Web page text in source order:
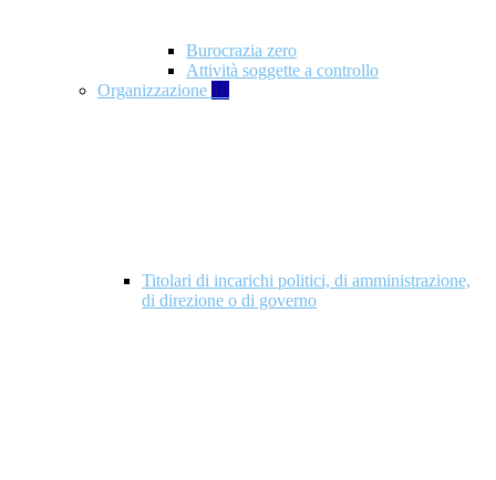
Burocrazia zero
Attività soggette a controllo
Organizzazione 10
Titolari di incarichi politici, di amministrazione,
di direzione o di governo